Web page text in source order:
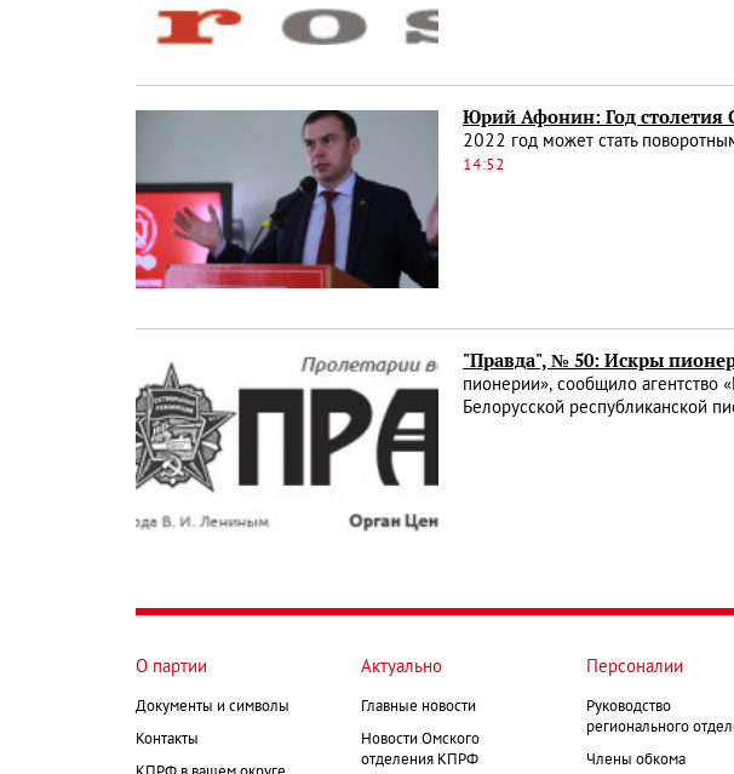
Юрий Афонин: Год столетия
2022 год может стать
14:52
"Правда", № 50: Искры
пионерии», сообщило агентство
Белорусской республиканской
О партии
Документы и символы
Контакты
Актуально
Главные новости
Новости Омского
отделения КПРФ
Персоналии
Руководство
регионального
Члены обкома